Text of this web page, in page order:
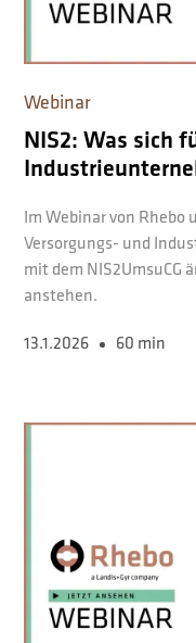
Webinar
NIS2: Was sich
Im Webinar von Rhebo
Versorgungs- und
mit dem NIS2UmsuCG
anstehen.
13.1.2026 60 min